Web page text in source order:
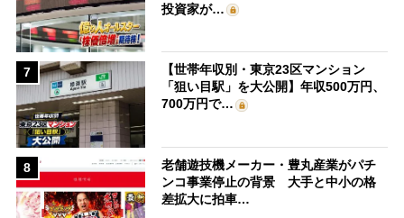
投資家が…
7
【世帯年収別・東京23区マンション
「狙い目駅」を大公開】年収500万円、
700万円で…
8
老舗遊技機メーカー・豊丸産業がパチ
ンコ事業停止の背景 大手と中小の格
差拡大に拍車…